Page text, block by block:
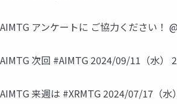
アンケートに ご協力ください！
次回 #AIMTG 2024/09/11（水）
来週は #XRMTG 2024/07/17（